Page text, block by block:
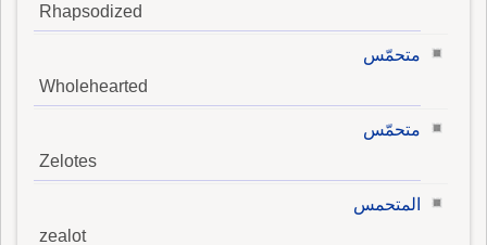
Rhapsodized
متحمّس
Wholehearted
متحمّس
Zelotes
المتحمس
zealot